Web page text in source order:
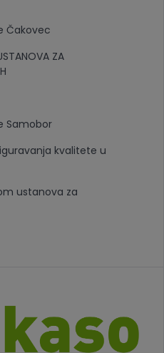
Čakovec
ZA
Samobor
kvalitete u
ustanova za